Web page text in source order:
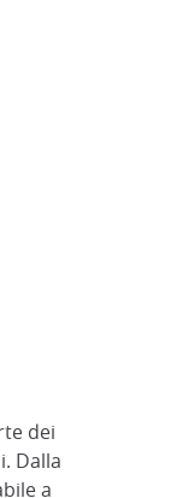
dei
Dalla
a